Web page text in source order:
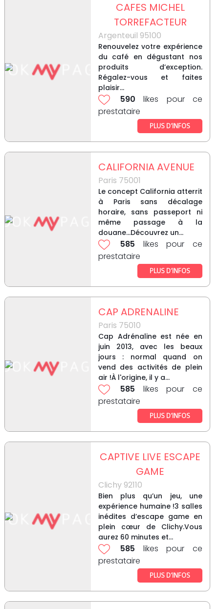
CAFES MICHEL
TORREFACTEUR
Argenteuil 95100
Renouvelez votre expérience
du café en dégustant nos
produits d’exception.
Régalez-vous et faites
plaisir...
590 likes pour ce
prestataire
PLUS D’INFOS
CALIFORNIA AVENUE
Paris 75001
Le concept California atterrit
à Paris sans décalage
horaire, sans passeport ni
même passage à la
douane…Découvrez un...
585 likes pour ce
prestataire
PLUS D’INFOS
CAP ADRENALINE
Paris 75010
Cap Adrénaline est née en
juin 2013, avec les beaux
jours : normal quand on
vend des activités de plein
air !À l'origine, il y a...
585 likes pour ce
prestataire
PLUS D’INFOS
CAPTIVE LIVE ESCAPE
GAME
Clichy 92110
Bien plus qu’un jeu, une
expérience humaine !3 salles
inédites d’escape game en
plein cœur de Clichy.Vous
aurez 60 minutes et...
585 likes pour ce
prestataire
PLUS D’INFOS